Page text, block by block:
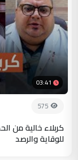
03:41
575
كربلاء خالية من
للوقاية والرصد